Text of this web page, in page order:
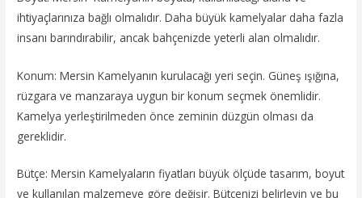
ihtiyaçlarınıza bağlı olmalıdır. Daha büyük kamelyalar daha fazla
insanı barındırabilir, ancak bahçenizde yeterli alan olmalıdır.
Konum: Mersin Kamelyanın kurulacağı yeri seçin. Güneş ışığına,
rüzgara ve manzaraya uygun bir konum seçmek önemlidir.
Kamelya yerleştirilmeden önce zeminin düzgün olması da
gereklidir.
Bütçe: Mersin Kamelyaların fiyatları büyük ölçüde tasarım, boyut
ve kullanılan malzemeye göre değişir. Bütçenizi belirleyin ve bu